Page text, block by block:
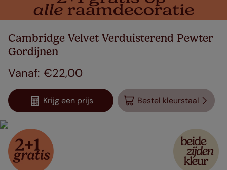
Cambridge Velvet Verduisterend Pewter
Gordijnen
€22,00
Krijg een prijs Bestel kleurstaal